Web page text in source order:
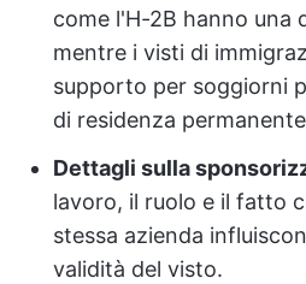
come l'H-2B hanno una
mentre i visti di
supporto per soggiorni
di residenza
Dettagli sulla
lavoro, il ruolo e il fatto
stessa azienda
validità del visto.